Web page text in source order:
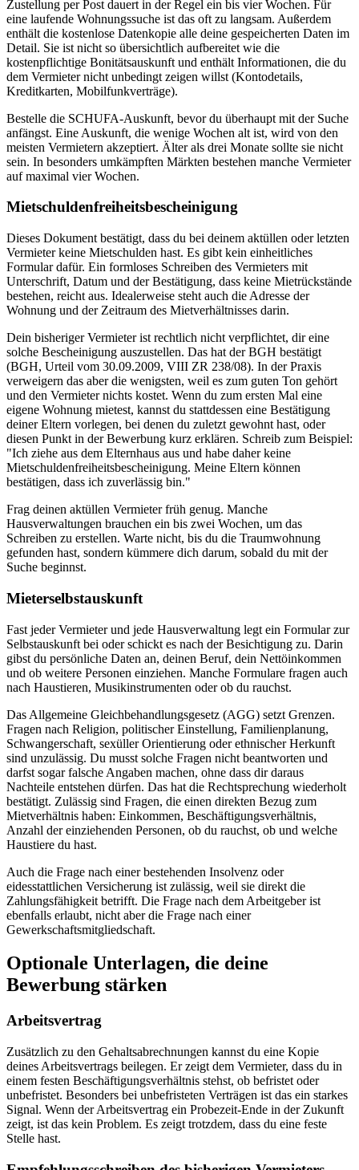
Zustellung per Post dauert in der Regel ein bis vier Wochen. Für
eine laufende Wohnungssuche ist das oft zu langsam. Außerdem
enthält die kostenlose Datenkopie alle deine gespeicherten Daten im
Detail. Sie ist nicht so übersichtlich aufbereitet wie die
kostenpflichtige Bonitätsauskunft und enthält Informationen, die du
dem Vermieter nicht unbedingt zeigen willst (Kontodetails,
Kreditkarten, Mobilfunkverträge).
Bestelle die SCHUFA-Auskunft, bevor du überhaupt mit der Suche
anfängst. Eine Auskunft, die wenige Wochen alt ist, wird von den
meisten Vermietern akzeptiert. Älter als drei Monate sollte sie nicht
sein. In besonders umkämpften Märkten bestehen manche Vermieter
auf maximal vier Wochen.
Mietschuldenfreiheitsbescheinigung
Dieses Dokument bestätigt, dass du bei deinem aktüllen oder letzten
Vermieter keine Mietschulden hast. Es gibt kein einheitliches
Formular dafür. Ein formloses Schreiben des Vermieters mit
Unterschrift, Datum und der Bestätigung, dass keine Mietrückstände
bestehen, reicht aus. Idealerweise steht auch die Adresse der
Wohnung und der Zeitraum des Mietverhältnisses darin.
Dein bisheriger Vermieter ist rechtlich nicht verpflichtet, dir eine
solche Bescheinigung auszustellen. Das hat der BGH bestätigt
(BGH, Urteil vom 30.09.2009, VIII ZR 238/08). In der Praxis
verweigern das aber die wenigsten, weil es zum guten Ton gehört
und den Vermieter nichts kostet. Wenn du zum ersten Mal eine
eigene Wohnung mietest, kannst du stattdessen eine Bestätigung
deiner Eltern vorlegen, bei denen du zuletzt gewohnt hast, oder
diesen Punkt in der Bewerbung kurz erklären. Schreib zum Beispiel:
"Ich ziehe aus dem Elternhaus aus und habe daher keine
Mietschuldenfreiheitsbescheinigung. Meine Eltern können
bestätigen, dass ich zuverlässig bin."
Frag deinen aktüllen Vermieter früh genug. Manche
Hausverwaltungen brauchen ein bis zwei Wochen, um das
Schreiben zu erstellen. Warte nicht, bis du die Traumwohnung
gefunden hast, sondern kümmere dich darum, sobald du mit der
Suche beginnst.
Mieterselbstauskunft
Fast jeder Vermieter und jede Hausverwaltung legt ein Formular zur
Selbstauskunft bei oder schickt es nach der Besichtigung zu. Darin
gibst du persönliche Daten an, deinen Beruf, dein Nettöinkommen
und ob weitere Personen einziehen. Manche Formulare fragen auch
nach Haustieren, Musikinstrumenten oder ob du rauchst.
Das Allgemeine Gleichbehandlungsgesetz (AGG) setzt Grenzen.
Fragen nach Religion, politischer Einstellung, Familienplanung,
Schwangerschaft, sexüller Orientierung oder ethnischer Herkunft
sind unzulässig. Du musst solche Fragen nicht beantworten und
darfst sogar falsche Angaben machen, ohne dass dir daraus
Nachteile entstehen dürfen. Das hat die Rechtsprechung wiederholt
bestätigt. Zulässig sind Fragen, die einen direkten Bezug zum
Mietverhältnis haben: Einkommen, Beschäftigungsverhältnis,
Anzahl der einziehenden Personen, ob du rauchst, ob und welche
Haustiere du hast.
Auch die Frage nach einer bestehenden Insolvenz oder
eidesstattlichen Versicherung ist zulässig, weil sie direkt die
Zahlungsfähigkeit betrifft. Die Frage nach dem Arbeitgeber ist
ebenfalls erlaubt, nicht aber die Frage nach einer
Gewerkschaftsmitgliedschaft.
Optionale Unterlagen, die deine
Bewerbung stärken
Arbeitsvertrag
Zusätzlich zu den Gehaltsabrechnungen kannst du eine Kopie
deines Arbeitsvertrags beilegen. Er zeigt dem Vermieter, dass du in
einem festen Beschäftigungsverhältnis stehst, ob befristet oder
unbefristet. Besonders bei unbefristeten Verträgen ist das ein starkes
Signal. Wenn der Arbeitsvertrag ein Probezeit-Ende in der Zukunft
zeigt, ist das kein Problem. Es zeigt trotzdem, dass du eine feste
Stelle hast.